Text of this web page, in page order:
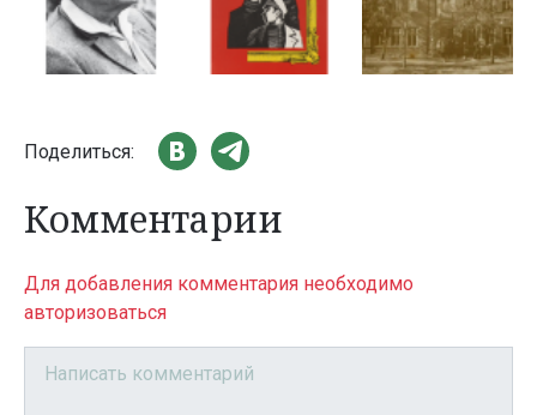
Поделиться:
Комментарии
Для добавления комментария необходимо
авторизоваться